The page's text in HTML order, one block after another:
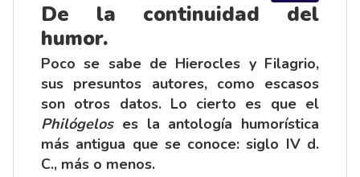
De la continuidad del
humor.
Poco se sabe de Hierocles y Filagrio,
sus presuntos autores, como escasos
son otros datos. Lo cierto es que el
Philógeloses la antología humorística
más antigua que se conoce: siglo IV d.
C., más o menos.